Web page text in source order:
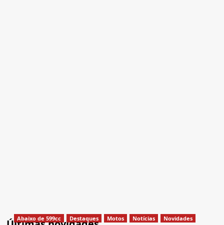
Abaixo de 599cc Destaques Motos Notícias
Novidades